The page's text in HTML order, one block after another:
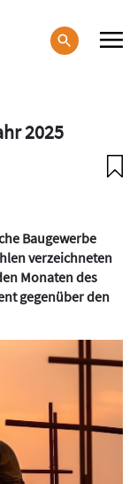
2025
Baugewerbe
verzeichneten
Monaten des
gegenüber den